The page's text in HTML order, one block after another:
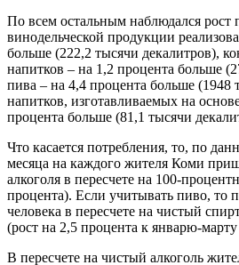
По всем остальным наблюдался рост
винодельческой продукции
больше (222,2 тысячи декалитров),
напитков – на 1,2 процента больше
пива – на 4,4 процента больше (1948
напитков, изготавливаемых на
процента больше (81,1 тысячи
Что касается потребления, то, по
месяца на каждого жителя Коми
алкоголя в пересчете на 100-
процента). Если учитывать пиво, то
человека в пересчете на чистый
(рост на 2,5 процента к январю-марту
В пересчете на чистый алкоголь